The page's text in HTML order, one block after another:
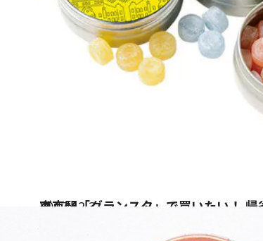
2017.12.3
東京駅「グランスタ」で買いたい！
グルメ